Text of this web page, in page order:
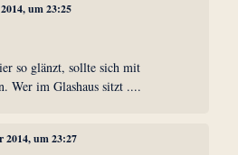
um 23:25
so glänzt, sollte sich mit
Wer im Glashaus sitzt ....
2014, um 23:27